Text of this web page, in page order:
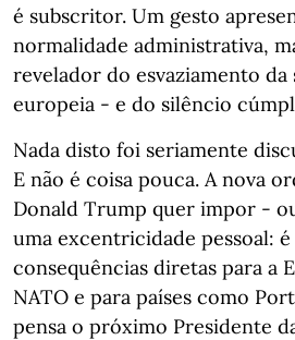
é subscritor. Um gesto
normalidade administrativa,
revelador do esvaziamento da
europeia - e do silêncio
Nada disto foi seriamente
E não é coisa pouca. A nova
Donald Trump quer impor -
uma excentricidade pessoal:
consequências diretas para a
NATO e para países como
pensa o próximo Presidente